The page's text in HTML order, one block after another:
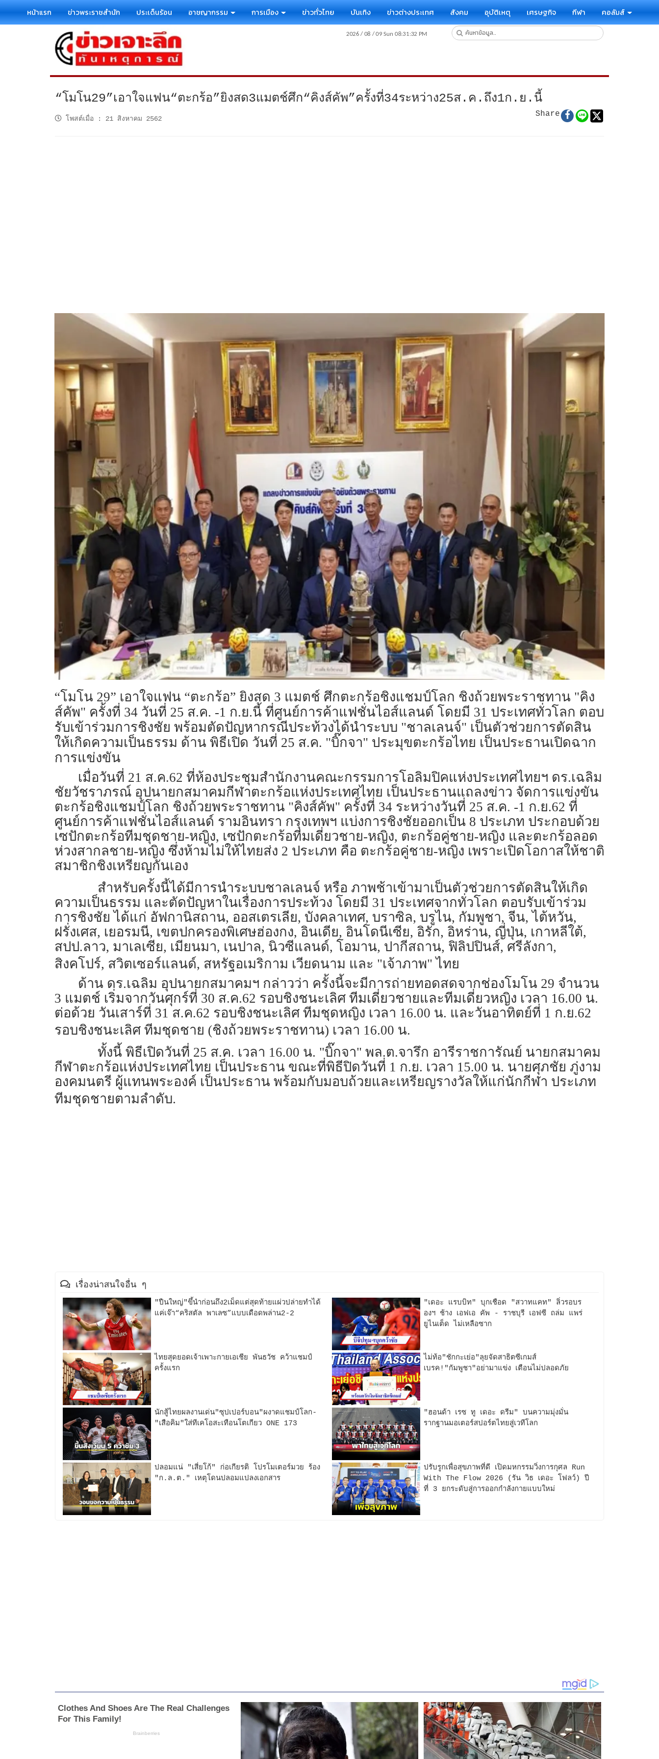
หน้าแรก ข่าวพระราชสำนัก ประเด็นร้อน อาชญากรรม การเมือง ข่าวทั่วไทย บันเทิง ข่าวต่างประเทศ สังคม อุบัติเหตุ เศรษฐกิจ กีฬา คอลัมส์
“โมโน29”เอาใจแฟน“ตะกร้อ”ยิงสด3แมตช์ศึก“คิงส์คัพ”ครั้งที่34ระหว่าง25ส.ค.ถึง1ก.ย.นี้
โพสต์เมื่อ : 21 สิงหาคม 2562
Share
“โมโน 29” เอาใจแฟน “ตะกร้อ” ยิงสด 3 แมตช์ ศึกตะกร้อชิงแชมป์โลก ชิงถ้วยพระราชทาน "คิง
ส์คัพ" ครั้งที่ 34 วันที่ 25 ส.ค. -1 ก.ย.นี้ ที่ศูนย์การค้าแฟชั่นไอส์แลนด์ โดยมี 31 ประเทศทั่วโลก ตอบ
รับเข้าร่วมการชิงชัย พร้อมตัดปัญหากรณีประท้วงได้นำระบบ "ชาลเลนจ์" เป็นตัวช่วยการตัดสิน
ให้เกิดความเป็นธรรม ด้าน พิธีเปิด วันที่ 25 ส.ค. "บิ๊กจา" ประมุขตะกร้อไทย เป็นประธานเปิดฉาก
การแข่งขัน
เมื่อวันที่ 21 ส.ค.62 ที่ห้องประชุมสำนักงานคณะกรรมการโอลิมปิคแห่งประเทศไทยฯ ดร.เฉลิม
ชัยวัชราภรณ์ อุปนายกสมาคมกีฬาตะกร้อแห่งประเทศไทย เป็นประธานแถลงข่าว จัดการแข่งขัน
ตะกร้อชิงแชมป์โลก ชิงถ้วยพระราชทาน "คิงส์คัพ" ครั้งที่ 34 ระหว่างวันที่ 25 ส.ค. -1 ก.ย.62 ที่
ศูนย์การค้าแฟชั่นไอส์แลนด์ รามอินทรา กรุงเทพฯ แบ่งการชิงชัยออกเป็น 8 ประเภท ประกอบด้วย
เซปักตะกร้อทีมชุดชาย-หญิง, เซปักตะกร้อทีมเดี่ยวชาย-หญิง, ตะกร้อคู่ชาย-หญิง และตะกร้อลอด
ห่วงสากลชาย-หญิง ซึ่งห้ามไม่ให้ไทยส่ง 2 ประเภท คือ ตะกร้อคู่ชาย-หญิง เพราะเปิดโอกาสให้ชาติ
สมาชิกชิงเหรียญกันเอง
สำหรับครั้งนี้ได้มีการนำระบบชาลเลนจ์ หรือ ภาพช้าเข้ามาเป็นตัวช่วยการตัดสินให้เกิด
ความเป็นธรรม และตัดปัญหาในเรื่องการประท้วง โดยมี 31 ประเทศจากทั่วโลก ตอบรับเข้าร่วม
การชิงชัย ได้แก่ อัฟกานิสถาน, ออสเตรเลีย, บังคลาเทศ, บราซิล, บรูไน, กัมพูชา, จีน, ไต้หวัน,
ฝรั่งเศส, เยอรมนี, เขตปกครองพิเศษฮ่องกง, อินเดีย, อินโดนีเซีย, อิรัก, อิหร่าน, ญี่ปุ่น, เกาหลีใต้,
สปป.ลาว, มาเลเซีย, เมียนมา, เนปาล, นิวซีแลนด์, โอมาน, ปากีสถาน, ฟิลิปปินส์, ศรีลังกา,
สิงคโปร์, สวิตเซอร์แลนด์, สหรัฐอเมริกาม เวียดนาม และ "เจ้าภาพ" ไทย
ด้าน ดร.เฉลิม อุปนายกสมาคมฯ กล่าวว่า ครั้งนี้จะมีการถ่ายทอดสดจากช่องโมโน 29 จำนวน
3 แมตช์ เริ่มจากวันศุกร์ที่ 30 ส.ค.62 รอบชิงชนะเลิศ ทีมเดี่ยวชายและทีมเดี่ยวหญิง เวลา 16.00 น.
ต่อด้วย วันเสาร์ที่ 31 ส.ค.62 รอบชิงชนะเลิศ ทีมชุดหญิง เวลา 16.00 น. และวันอาทิตย์ที่ 1 ก.ย.62
รอบชิงชนะเลิศ ทีมชุดชาย (ชิงถ้วยพระราชทาน) เวลา 16.00 น.
ทั้งนี้ พิธีเปิดวันที่ 25 ส.ค. เวลา 16.00 น. "บิ๊กจา" พล.ต.จารึก อารีราชการัณย์ นายกสมาคม
กีฬาตะกร้อแห่งประเทศไทย เป็นประธาน ขณะที่พิธีปิดวันที่ 1 ก.ย. เวลา 15.00 น. นายศุภชัย ภู่งาม
องคมนตรี ผู้แทนพระองค์ เป็นประธาน พร้อมกับมอบถ้วยและเหรียญรางวัลให้แก่นักกีฬา ประเภท
ทีมชุดชายตามลำดับ.
เรื่องน่าสนใจอื่น ๆ
"ปืนใหญ่"ขึ้นำก่อนถึง2เม็ดแต่สุดท้ายแผ่วปล่ายทำได้
แค่เจ๊า“คริสตัล พาเลซ”แบบเดือดพล่าน2-2
"เดอะ แรบบิท" บุกเชือด "สวาทแคท" ลิ่วรอบร
องฯ ช้าง เอฟเอ คัพ - ราชบุรี เอฟซี ถล่ม แพร่
ยูไนเต็ด ไม่เหลือซาก
ไทยสุดยอดเจ้าเพาะกายเอเชีย พันธวัช คว้าแชมป์
ครั้งแรก
ไม่ท้อ"ชักกะเย่อ"ลุยจัดสาธิตซีเกมส์
เบรค!"กัมพูชา"อย่ามาแข่ง เตือนไม่ปลอดภัย
นักสู้ไทยผลงานเด่น"ซุปเปอร์บอน"ผงาดแชมป์โลก-
"เสือคิม"ใส่ทีเคโอสะเทือนโตเกียว ONE 173
"ฮอนด้า เรซ ทู เดอะ ดรีม" บนความมุ่งมั่น
รากฐานมอเตอร์สปอร์ตไทยสู่เวทีโลก
ปลอมแน่ "เสี่ยโก้" ก่อเกียรติ โปรโมเตอร์มวย ร้อง
"ก.ล.ต." เหตุโดนปลอมแปลงเอกสาร
ปรับรูกเพื่อสุขภาพที่ดี เปิดมหกรรมวิ่งการกุศล Run
With The Flow 2026 (รัน วิธ เดอะ โฟลว์) ปี
ที่ 3 ยกระดับสู่การออกกำลังกายแบบใหม่